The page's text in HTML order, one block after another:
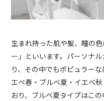
生まれ持った肌や髪、瞳の
ー」といいます。パーソナ
り、その中でもポピュラー
エベ春・ブルベ夏・イエベ
おり、ブルベ夏タイプはこの